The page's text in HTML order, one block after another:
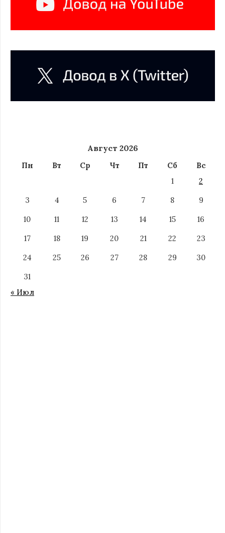
Август 2026
Пн Вт Ср Чт Пт Сб
Вс
1
2
3
4 5 6 7 8
9
10
11 12 13 14 15
16
17
18 19 20 21 22
23
24
25 26 27 28 29
30
31
« Июл